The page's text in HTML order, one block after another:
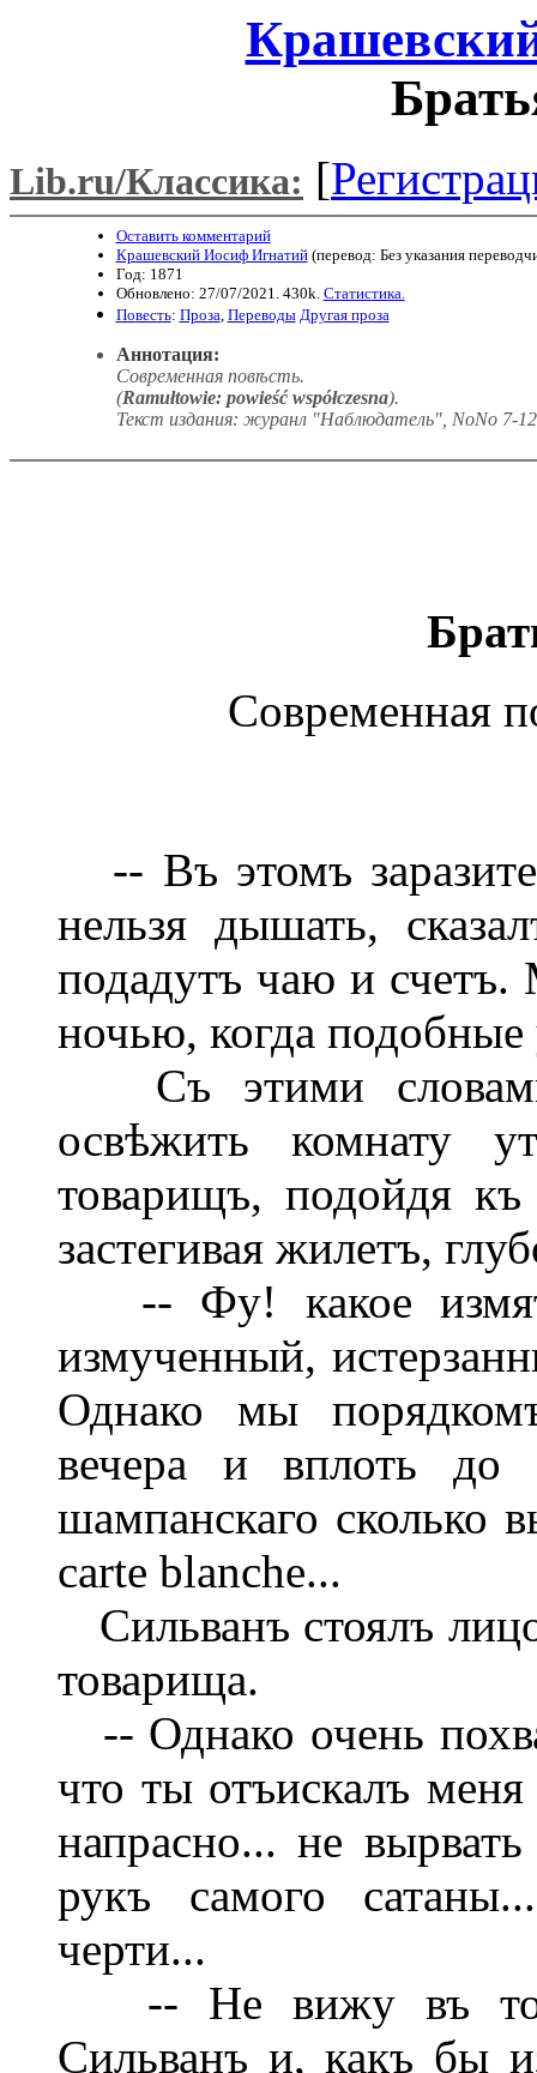
Lib.ru/Классика: [
Оставить комментарий
Крашевский Иосиф Игнатий(перевод: Без указания
Год: 1871
Обновлено: 27/07/2021. 430k. Статистика.
Повесть: Проза Переводы Другая проза
Аннотация:
Современная повѣсть.
(Ramułtowie: powieść współczesna).
Текст издания: журанл "Наблюдатель", NoNo 7-
Современная
-- Въ этомъ
нельзя дышать,
подадутъ чаю и счетъ.
ночью, когда
Съ этими
освѣжить комнату
товарищъ, подойдя
застегивая жилетъ,
-- Фу! какое
измученный,
Однако мы
вечера и вплоть до
шампанскаго сколько
carte blanche...
Сильванъ стоялъ
товарища.
-- Однако очень
что ты отъискалъ
напрасно... не
рукъ самого
черти...
-- Не вижу въ томъ
Сильванъ и, какъ бы